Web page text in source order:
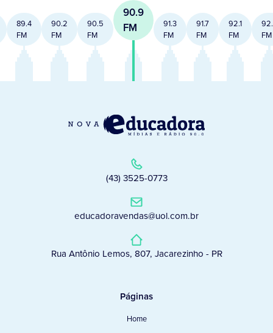
89.4
FM
90.2
FM
90.5
FM
90.9
FM
91.3
FM
91.7
FM
92.1
FM
FM
(43) 3525-0773
educadoravendas@uol.com.br
Rua Antônio Lemos, 807, Jacarezinho - PR
Páginas
Home